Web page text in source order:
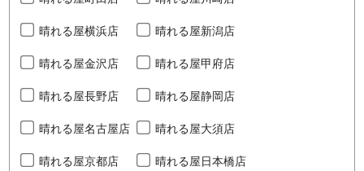
晴れる屋横浜店 晴れる屋新潟店
晴れる屋金沢店 晴れる屋甲府店
晴れる屋長野店 晴れる屋静岡店
晴れる屋名古屋店 晴れる屋大須店
晴れる屋京都店 晴れる屋日本橋店